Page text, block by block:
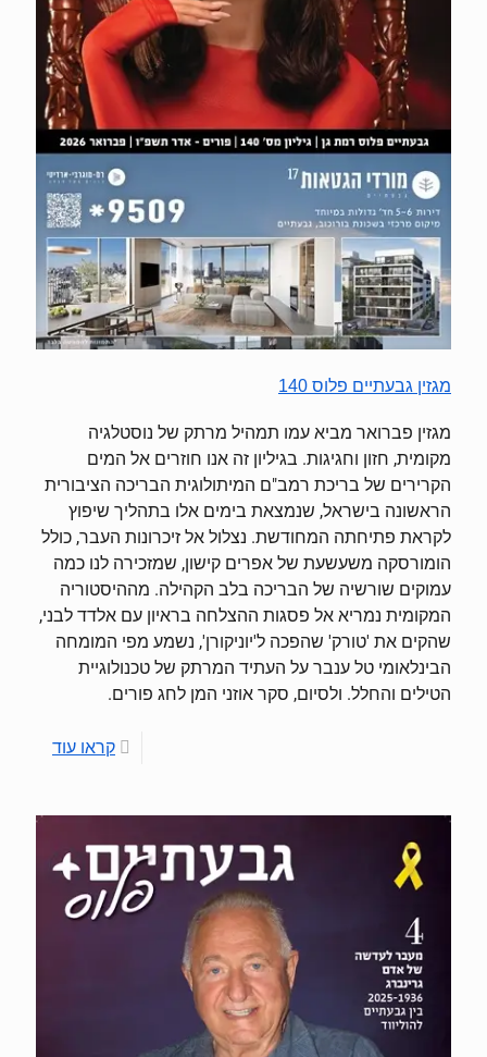
מגזין גבעתיים פלוס 140
מגזין פברואר מביא עמו תמהיל מרתק של נוסטלגיה
מקומית, חזון וחגיגות. בגיליון זה אנו חוזרים אל המים
הקרירים של בריכת רמב"ם המיתולוגית הבריכה הציבורית
הראשונה בישראל, שנמצאת בימים אלו בתהליך שיפוץ
לקראת פתיחתה המחודשת. נצלול אל זיכרונות העבר, כולל
הומורסקה משעשעת של אפרים קישון, שמזכירה לנו כמה
עמוקים שורשיה של הבריכה בלב הקהילה. מההיסטוריה
המקומית נמריא אל פסגות ההצלחה בראיון עם אלדד לבני,
שהקים את 'טורק' שהפכה ל'יוניקורן', נשמע מפי המומחה
הבינלאומי טל ענבר על העתיד המרתק של טכנולוגיית
הטילים והחלל. ולסיום, סקר אוזני המן לחג פורים.
קראו עוד